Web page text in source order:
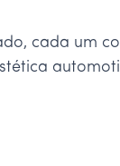
cada um